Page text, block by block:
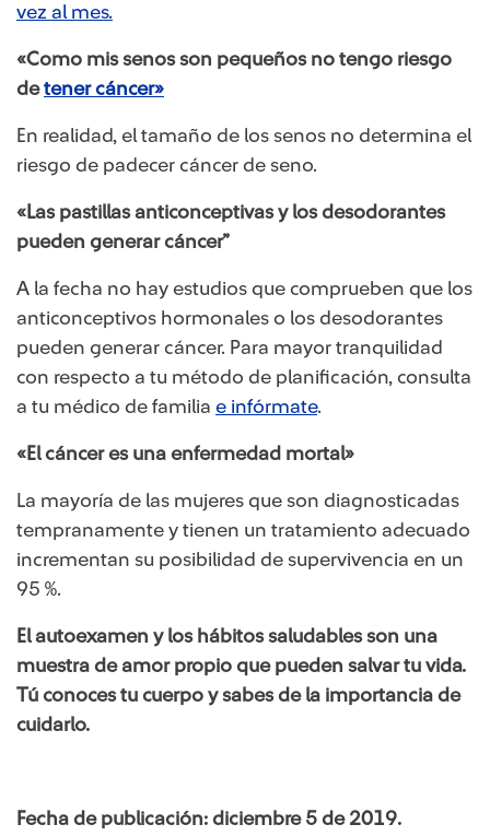
vez al mes​.
«Como mis senos son pequeños no tengo riesgo
detener cáncer»
En realidad, el tamaño de los senos no determina el
riesgo de padecer cáncer de seno.
«Las pastillas anticonceptivas y los desodorantes
pueden generar cáncer”
A la fecha no hay estudios que comprueben que los
anticonceptivos hormonales o los desodorantes
pueden generar cáncer. Para mayor tranquilidad
con respecto a tu método de planificación, consulta
a tu médico de familia e infórmate​.
«El cáncer es una enfermedad mortal»
La mayoría de las mujeres que son diagnosticadas
tempranamente y tienen un tratamiento adecuado
incrementan su posibilidad de supervivencia en un
95 %.
El autoexamen y los hábitos saludables son una
muestra de amor propio que pueden salvar tu vida.
Tú conoces tu cuerpo y sabes de la importancia de
cuidarlo.
Fecha de publicación: diciembre 5 de 2019.